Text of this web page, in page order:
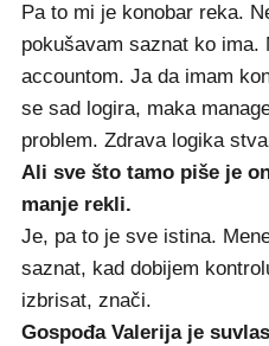
Pa to mi je konobar reka.
pokušavam saznat ko ima.
accountom. Ja da imam
se sad logira, maka
problem. Zdrava logika
Ali sve što tamo piše je
manje rekli.
Je, pa to je sve istina.
saznat, kad dobijem
izbrisat, znači.
Gospođa Valerija je